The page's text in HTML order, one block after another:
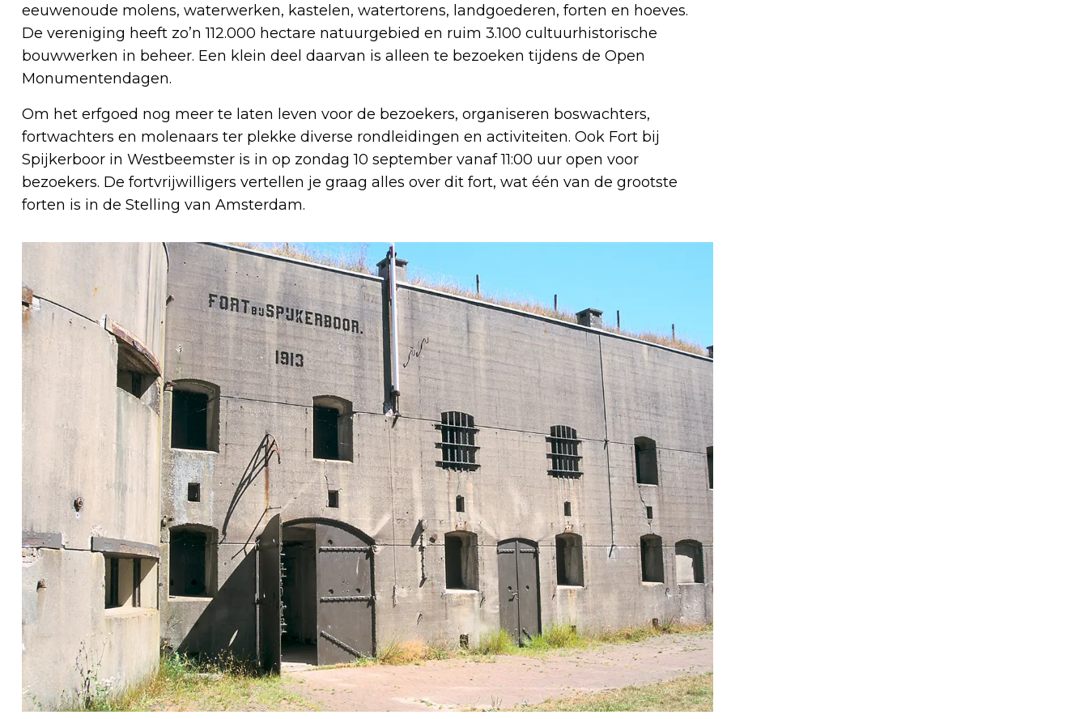
eeuwenoude molens, waterwerken, kastelen, watertorens, landgoederen, forten en hoeves.
De vereniging heeft zo’n 112.000 hectare natuurgebied en ruim 3.100 cultuurhistorische
bouwwerken in beheer. Een klein deel daarvan is alleen te bezoeken tijdens de Open
Monumentendagen.
Om het erfgoed nog meer te laten leven voor de bezoekers, organiseren boswachters,
fortwachters en molenaars ter plekke diverse rondleidingen en activiteiten. Ook Fort bij
Spijkerboor in Westbeemster is in op zondag 10 september vanaf 11:00 uur open voor
bezoekers. De fortvrijwilligers vertellen je graag alles over dit fort, wat één van de grootste
forten is in de Stelling van Amsterdam.